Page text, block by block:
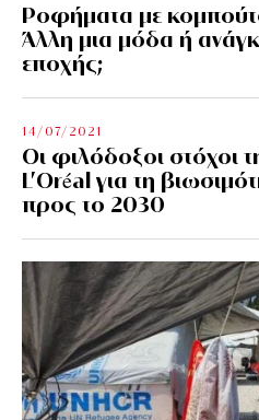
Ροφήματα με
Άλλη μια μόδα ή
εποχής;
14/07/2021
Οι φιλόδοξοι στόχοι
L’Oréal για τη
προς το 2030